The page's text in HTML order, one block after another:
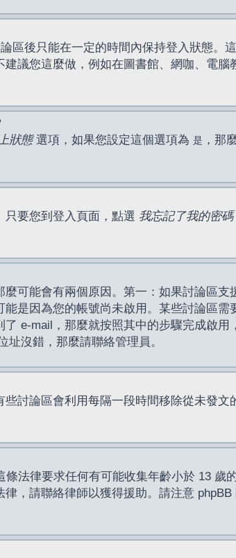
區後只能在一定的時間內保持登入狀態。
議您這麼做，例如在圖書館、網咖、電
狀態選項，如果您設定這個選項為 是 ，那
要您到登入頁面，點選 我忘記了我的密碼
可能會有兩個原因。第一：如果討論區
是因為您的帳號尚未啟用。某些討論區
e-mail，那麼就按照其中的步驟完成啟
沒錯，那麼請聯絡管理員。
討論區會利用每隔一段時間移除從未發
法律要求任何有可能收集年齡小於 13
，請聯絡律師以獲得援助。請注意